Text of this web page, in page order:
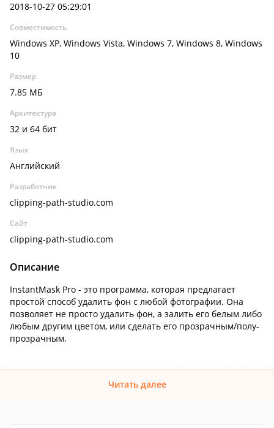
2018-10-27 05:29:01
Совместимость
Windows XP, Windows Vista, Windows 7, Windows 8, Windows
10
Размер
7.85 МБ
Архитектура
32 и 64 бит
Язык
Английский
Разработчик
clipping-path-studio.com
Сайт
clipping-path-studio.com
Описание
InstantMask Pro - это программа, которая предлагает
простой способ удалить фон с любой фотографии. Она
позволяет не просто удалить фон, а залить его белым либо
любым другим цветом, или сделать его прозрачным/полу-
прозрачным.
Читать далее